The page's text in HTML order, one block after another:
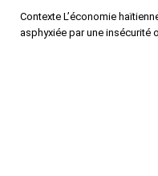
Contexte L’économie
asphyxiée par une insécurité